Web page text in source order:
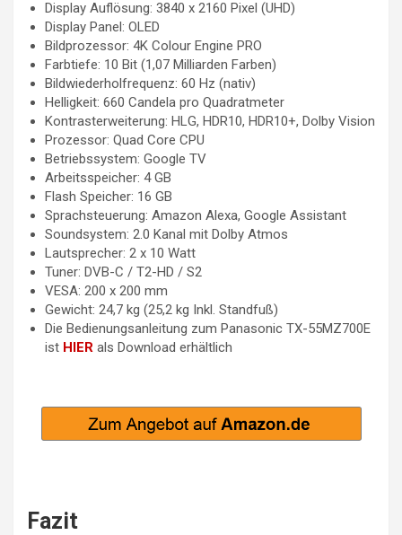
Display Auflösung: 3840 x 2160 Pixel (UHD)
Display Panel: OLED
Bildprozessor: 4K Colour Engine PRO
Farbtiefe: 10 Bit (1,07 Milliarden Farben)
Bildwiederholfrequenz: 60 Hz (nativ)
Helligkeit: 660 Candela pro Quadratmeter
Kontrasterweiterung: HLG, HDR10, HDR10+, Dolby Vision
Prozessor: Quad Core CPU
Betriebssystem: Google TV
Arbeitsspeicher: 4 GB
Flash Speicher: 16 GB
Sprachsteuerung: Amazon Alexa, Google Assistant
Soundsystem: 2.0 Kanal mit Dolby Atmos
Lautsprecher: 2 x 10 Watt
Tuner: DVB-C / T2-HD / S2
VESA: 200 x 200 mm
Gewicht: 24,7 kg (25,2 kg Inkl. Standfuß)
Die Bedienungsanleitung zum Panasonic TX-55MZ700E
ist HIER als Download erhältlich
Fazit